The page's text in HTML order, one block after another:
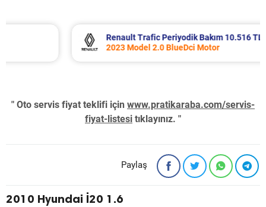
Renault Trafic Periyodik Bakım 10.516 TL
2023 Model 2.0 BlueDci Motor
" Oto servis fiyat teklifi için www.pratikaraba.com/servis-
fiyat-listesi tıklayınız. "
Paylaş
2010 Hyundai İ20 1.6